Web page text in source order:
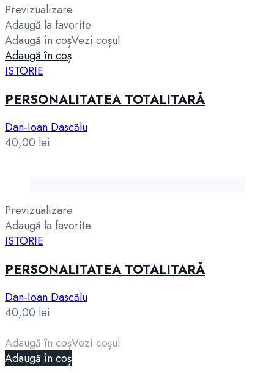
Previzualizare
Adaugă la favorite
Adaugă în coșVezi coșul
Adaugă în coș
ISTORIE
PERSONALITATEA TOTALITARĂ
Dan‑Ioan Dascălu
40,00 lei
Previzualizare
Adaugă la favorite
ISTORIE
PERSONALITATEA TOTALITARĂ
Dan‑Ioan Dascălu
40,00 lei
Adaugă în coșVezi coșul
Adaugă în coș